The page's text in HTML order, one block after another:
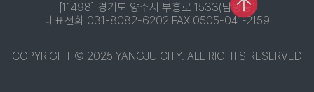
[11498] 경기도 양주시 부흥로 1533(남방동)
대표전화 031-8082-6202 FAX 0505-041-2159
COPYRIGHT © 2025 YANGJU CITY. ALL RIGHTS RESERVED